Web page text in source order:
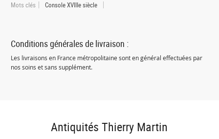
Mots clés Console XVIIIe siècle
Conditions générales de livraison :
Les livraisons en France métropolitaine sont en général effectuées par
nos soins et sans supplément.
Antiquités Thierry Martin